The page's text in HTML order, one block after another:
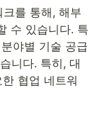
를 통해, 해부
수 있습니다. 특
야별 기술 공급
니다. 특히, 대
협업 네트워